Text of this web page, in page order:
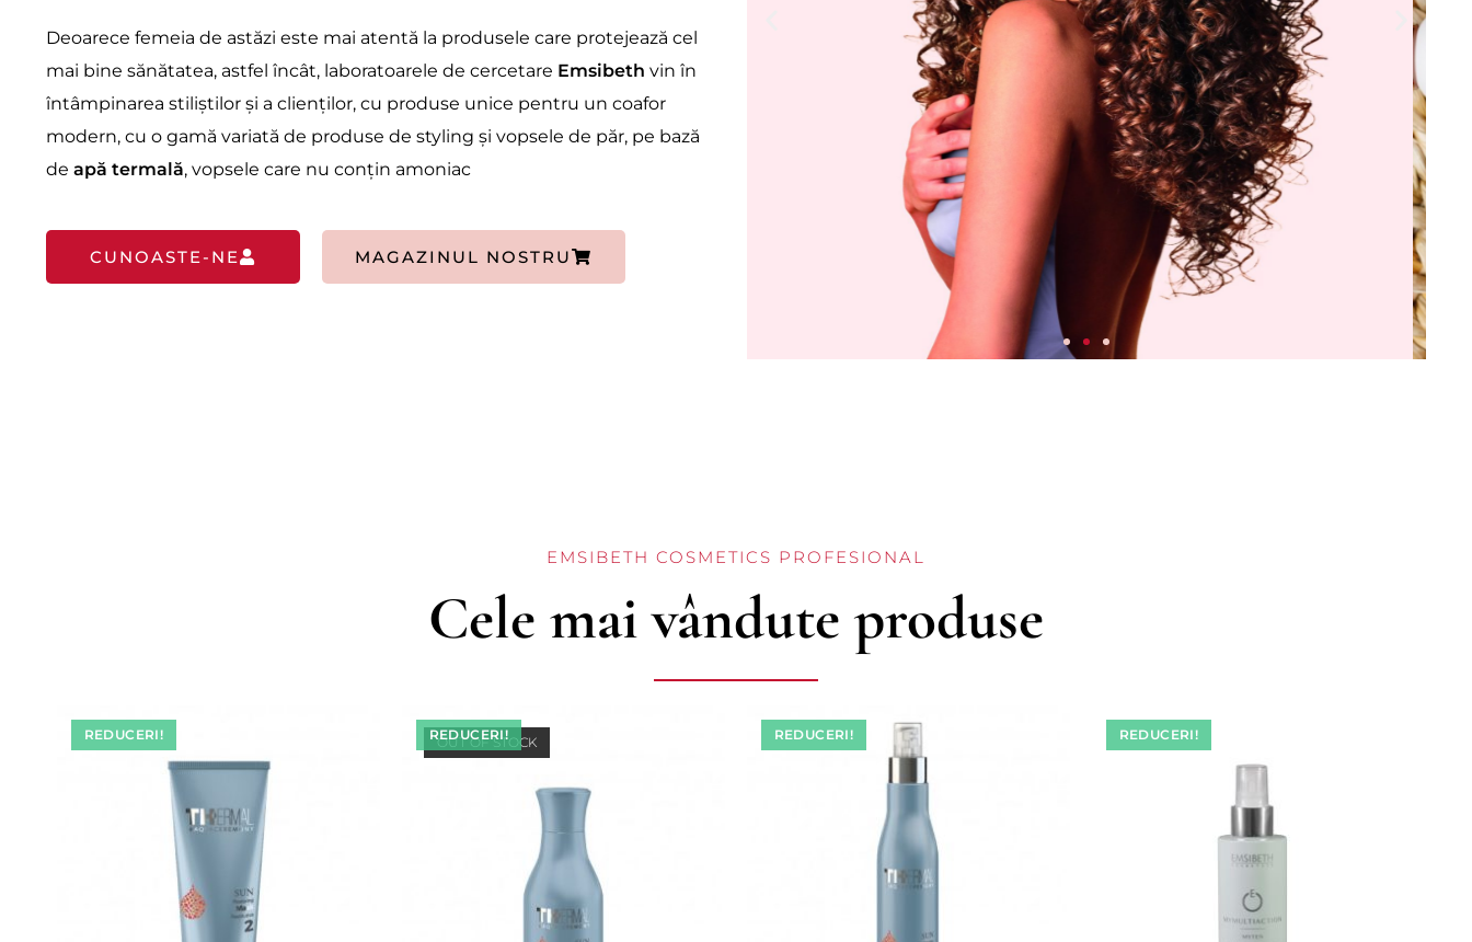
Deoarece femeia de astăzi este mai atentă la produsele care protejează cel
mai bine sănătatea, astfel încât, laboratoarele de cercetare Emsibeth vin în
întâmpinarea stiliștilor și a clienților, cu produse unice pentru un coafor
modern, cu o gamă variată de produse de styling și vopsele de păr, pe bază
de apă termală, vopsele care nu conțin amoniac
CUNOASTE-NE MAGAZINUL NOSTRU
EMSIBETH COSMETICS PROFESIONAL
Cele mai vândute produse
REDUCERI! OUT OF STOCK
REDUCERI! REDUCERI! REDUCERI!